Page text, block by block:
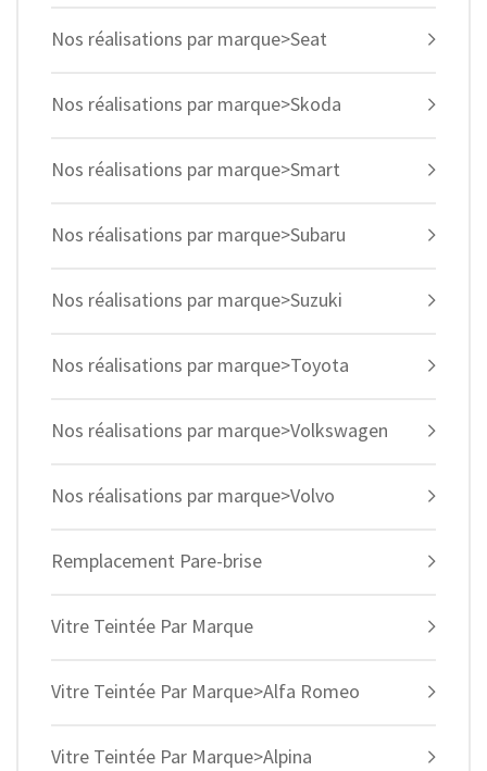
Nos réalisations par marque>Seat
Nos réalisations par marque>Skoda
Nos réalisations par marque>Smart
Nos réalisations par marque>Subaru
Nos réalisations par marque>Suzuki
Nos réalisations par marque>Toyota
Nos réalisations par marque>Volkswagen
Nos réalisations par marque>Volvo
Remplacement Pare-brise
Vitre Teintée Par Marque
Vitre Teintée Par Marque>Alfa Romeo
Vitre Teintée Par Marque>Alpina